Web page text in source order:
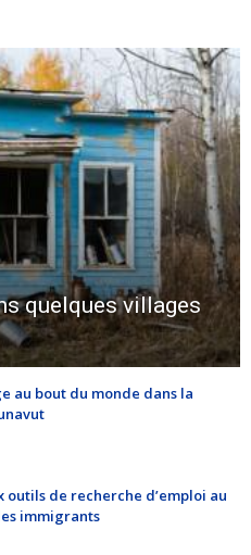
quelques villages
au bout du monde dans la
outils de recherche d’emploi au
immigrants